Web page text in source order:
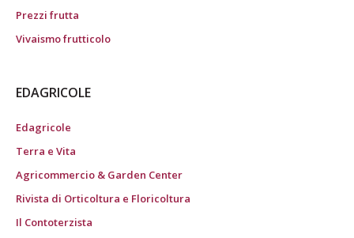
Prezzi frutta
Vivaismo frutticolo
EDAGRICOLE
Edagricole
Terra e Vita
Agricommercio & Garden Center
Rivista di Orticoltura e Floricoltura
Il Contoterzista